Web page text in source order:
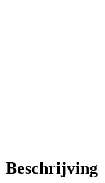
Beschrijving